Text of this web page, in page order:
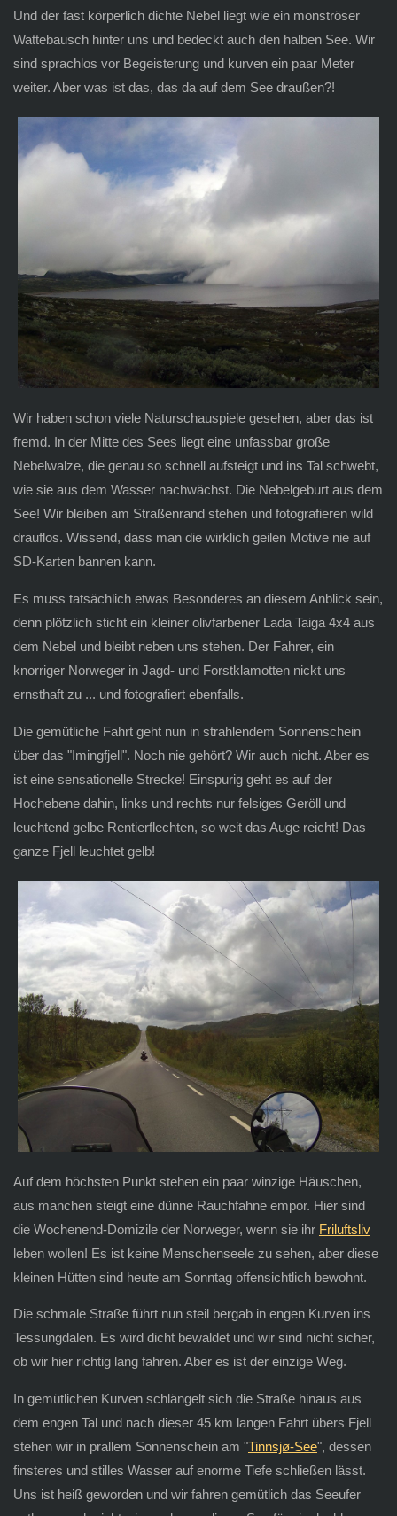
Und der fast körperlich dichte Nebel liegt wie ein monströser
Wattebausch hinter uns und bedeckt auch den halben See. Wir
sind sprachlos vor Begeisterung und kurven ein paar Meter
weiter. Aber was ist das, das da auf dem See draußen?!
Wir haben schon viele Naturschauspiele gesehen, aber das ist
fremd. In der Mitte des Sees liegt eine unfassbar große
Nebelwalze, die genau so schnell aufsteigt und ins Tal schwebt,
wie sie aus dem Wasser nachwächst. Die Nebelgeburt aus dem
See! Wir bleiben am Straßenrand stehen und fotografieren wild
drauflos. Wissend, dass man die wirklich geilen Motive nie auf
SD-Karten bannen kann.
Es muss tatsächlich etwas Besonderes an diesem Anblick sein,
denn plötzlich sticht ein kleiner olivfarbener Lada Taiga 4x4 aus
dem Nebel und bleibt neben uns stehen. Der Fahrer, ein
knorriger Norweger in Jagd- und Forstklamotten nickt uns
ernsthaft zu ... und fotografiert ebenfalls.
Die gemütliche Fahrt geht nun in strahlendem Sonnenschein
über das "Imingfjell". Noch nie gehört? Wir auch nicht. Aber es
ist eine sensationelle Strecke! Einspurig geht es auf der
Hochebene dahin, links und rechts nur felsiges Geröll und
leuchtend gelbe Rentierflechten, so weit das Auge reicht! Das
ganze Fjell leuchtet gelb!
Auf dem höchsten Punkt stehen ein paar winzige Häuschen,
aus manchen steigt eine dünne Rauchfahne empor. Hier sind
die Wochenend-Domizile der Norweger, wenn sie ihr Friluftsliv
leben wollen! Es ist keine Menschenseele zu sehen, aber diese
kleinen Hütten sind heute am Sonntag offensichtlich bewohnt.
Die schmale Straße führt nun steil bergab in engen Kurven ins
Tessungdalen. Es wird dicht bewaldet und wir sind nicht sicher,
ob wir hier richtig lang fahren. Aber es ist der einzige Weg.
In gemütlichen Kurven schlängelt sich die Straße hinaus aus
dem engen Tal und nach dieser 45 km langen Fahrt übers Fjell
stehen wir in prallem Sonnenschein am "Tinnsjø-See", dessen
finsteres und stilles Wasser auf enorme Tiefe schließen lässt.
Uns ist heiß geworden und wir fahren gemütlich das Seeufer